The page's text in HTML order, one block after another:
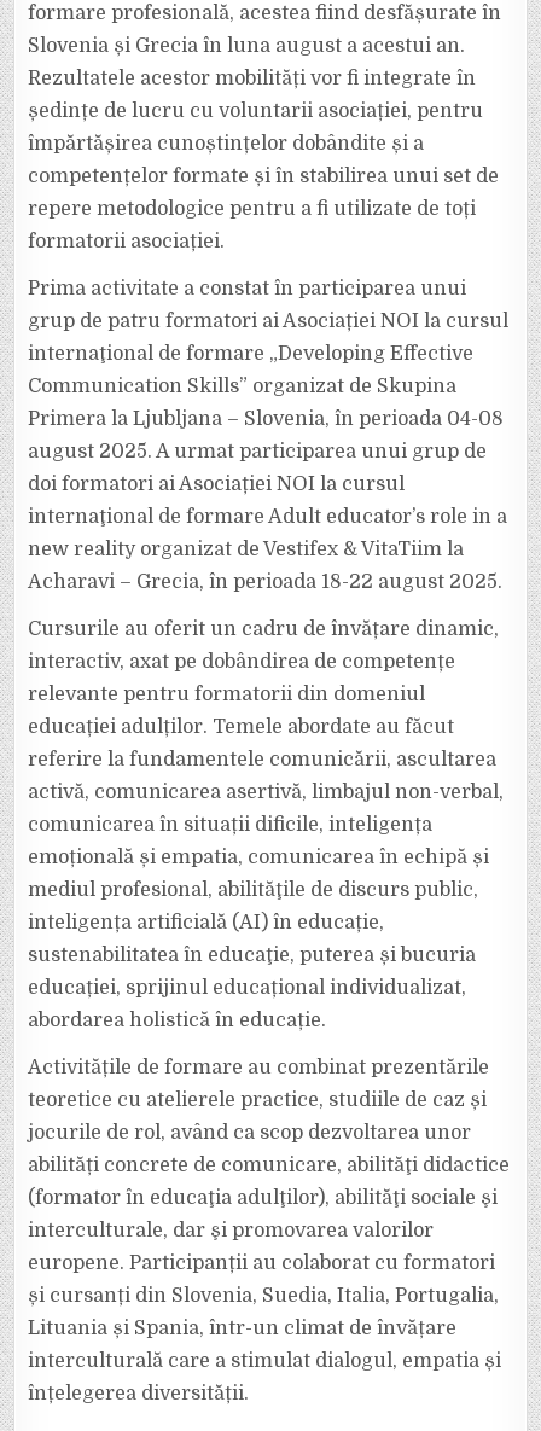
formare profesională, acestea fiind desfășurate în
Slovenia și Grecia în luna august a acestui an.
Rezultatele acestor mobilități vor fi integrate în
ședințe de lucru cu voluntarii asociației, pentru
împărtășirea cunoștințelor dobândite și a
competențelor formate și în stabilirea unui set de
repere metodologice pentru a fi utilizate de toți
formatorii asociației.
Prima activitate a constat în participarea unui
grup de patru formatori ai Asociației NOI la cursul
internaţional de formare „Developing Effective
Communication Skills” organizat de Skupina
Primera la Ljubljana – Slovenia, în perioada 04-08
august 2025. A urmat participarea unui grup de
doi formatori ai Asociației NOI la cursul
internaţional de formare Adult educator’s role in a
new reality organizat de Vestifex & VitaTiim la
Acharavi – Grecia, în perioada 18-22 august 2025.
Cursurile au oferit un cadru de învățare dinamic,
interactiv, axat pe dobândirea de competențe
relevante pentru formatorii din domeniul
educației adulților. Temele abordate au făcut
referire la fundamentele comunicării, ascultarea
activă, comunicarea asertivă, limbajul non-verbal,
comunicarea în situații dificile, inteligența
emoțională și empatia, comunicarea în echipă și
mediul profesional, abilităţile de discurs public,
inteligența artificială (AI) în educație,
sustenabilitatea în educaţie, puterea și bucuria
educației, sprijinul educațional individualizat,
abordarea holistică în educație.
Activitățile de formare au combinat prezentările
teoretice cu atelierele practice, studiile de caz și
jocurile de rol, având ca scop dezvoltarea unor
abilități concrete de comunicare, abilităţi didactice
(formator în educaţia adulţilor), abilităţi sociale şi
interculturale, dar şi promovarea valorilor
europene. Participanții au colaborat cu formatori
și cursanți din Slovenia, Suedia, Italia, Portugalia,
Lituania și Spania, într-un climat de învățare
interculturală care a stimulat dialogul, empatia și
înțelegerea diversității.